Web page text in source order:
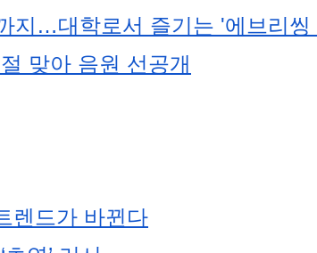
지…대학로서 즐기는 '에브리씽
맞아 음원 선공개
렌드가 바뀐다